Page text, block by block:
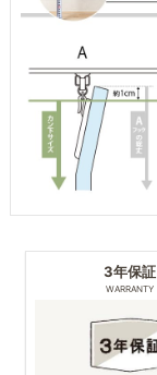
3年保証
WARRANTY